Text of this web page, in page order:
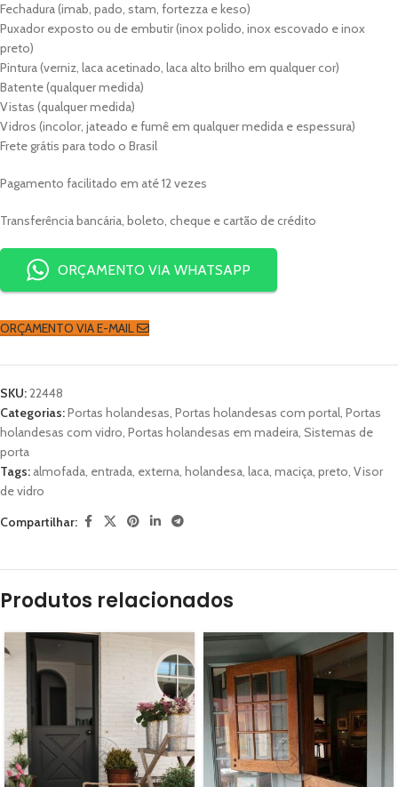
Fechadura (imab, pado, stam, fortezza e keso)
Puxador exposto ou de embutir (inox polido, inox escovado e inox
preto)
Pintura (verniz, laca acetinado, laca alto brilho em qualquer cor)
Batente (qualquer medida)
Vistas (qualquer medida)
Vidros (incolor, jateado e fumê em qualquer medida e espessura)
Frete grátis para todo o Brasil
Pagamento facilitado em até 12 vezes
Transferência bancária, boleto, cheque e cartão de crédito
ORÇAMENTO VIA WHATSAPP
ORÇAMENTO VIA E-MAIL
SKU:22448
Categorias:Portas holandesas, Portas holandesas com portal, Portas
holandesas com vidro, Portas holandesas em madeira, Sistemas de
porta
Tags: almofada, entrada, externa, holandesa, laca, maciça, preto, Visor
de vidro
Compartilhar:
Produtos relacionados